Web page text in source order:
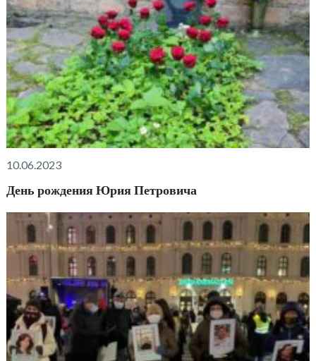
10.06.2023
День рождения Юрия Петровича